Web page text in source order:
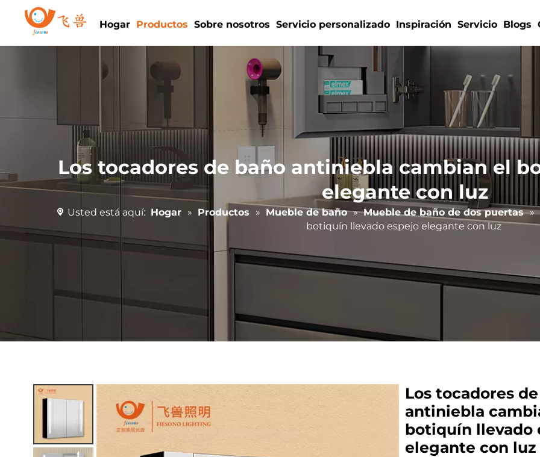
Hogar Productos Sobre nosotros Servicio personalizado Inspiración Servicio Blogs
Los tocadores de baño antiniebla cambian el
elegante con luz
Usted está aquí: Hogar » Productos » Mueble de baño » Mueble de baño de dos puertas »
botiquín llevado espejo elegante con luz
Los tocadores
antiniebla
botiquín llevado
elegante con luz